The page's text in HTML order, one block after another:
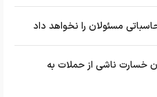
مسئولان را نخواهد داد
خسارت ناشی از حملات به